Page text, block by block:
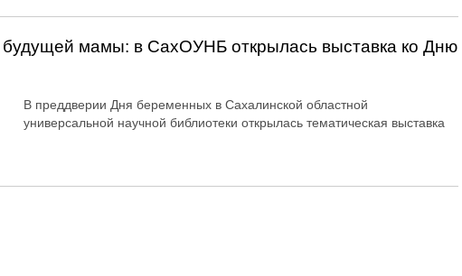
мамы: в СахОУНБ открылась выставка ко Дню
В преддверии Дня беременных в Сахалинской областной
универсальной научной библиотеки открылась тематическая выставка